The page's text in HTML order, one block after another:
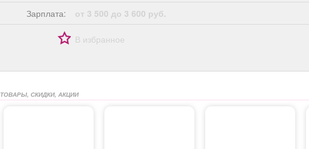
Зарплата:
от 3 500 до 3 600 руб.
В избранное
ТОВАРЫ, СКИДКИ, АКЦИИ